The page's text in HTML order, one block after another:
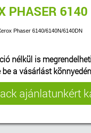
PHASER
Phaser 6140/6140N/6140DN
nélkül is
be a vásárlást
ajánlatunkért